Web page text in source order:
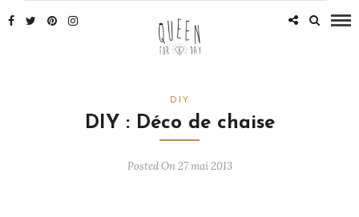
DIY
DIY : Déco de chaise
Posted On 27 mai 2013